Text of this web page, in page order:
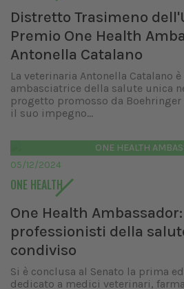
Distretto Trasimeno
Premio One Health
Antonella Catalano
La veterinaria Antonella Catalano
ambasciatrice della salute unica
progetto promosso da
il suo impegno...
ONE HEALTH
05/12/2024
ONE HEALTH
One Health
professionisti della
condiviso
Si è conclusa al Senato la prima
dedicato a medici veterinari,